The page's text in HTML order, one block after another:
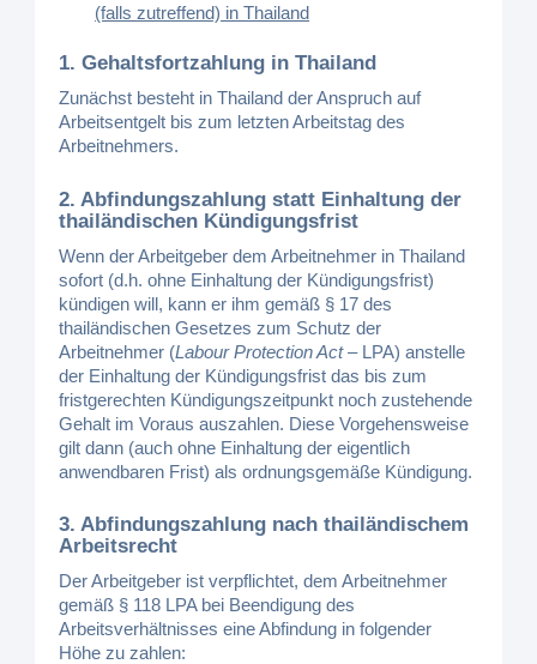
(falls zutreffend) in Thailand
1. Gehaltsfortzahlung in Thailand
Zunächst besteht in Thailand der Anspruch auf
Arbeitsentgelt bis zum letzten Arbeitstag des
Arbeitnehmers.
2. Abfindungszahlung statt Einhaltung der
thailändischen Kündigungsfrist
Wenn der Arbeitgeber dem Arbeitnehmer in Thailand
sofort (d.h. ohne Einhaltung der Kündigungsfrist)
kündigen will, kann er ihm gemäß § 17 des
thailändischen Gesetzes zum Schutz der
Arbeitnehmer (Labour Protection Act– LPA) anstelle
der Einhaltung der Kündigungsfrist das bis zum
fristgerechten Kündigungszeitpunkt noch zustehende
Gehalt im Voraus auszahlen. Diese Vorgehensweise
gilt dann (auch ohne Einhaltung der eigentlich
anwendbaren Frist) als ordnungsgemäße Kündigung.
3. Abfindungszahlung nach thailändischem
Arbeitsrecht
Der Arbeitgeber ist verpflichtet, dem Arbeitnehmer
gemäß § 118 LPA bei Beendigung des
Arbeitsverhältnisses eine Abfindung in folgender
Höhe zu zahlen: